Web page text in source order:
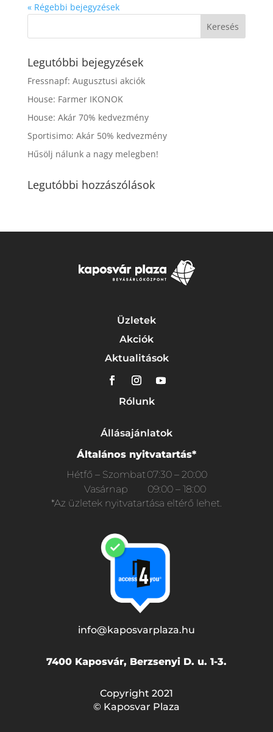
« Régebbi bejegyzések
Legutóbbi bejegyzések
Fressnapf: Augusztusi akciók
House: Farmer IKONOK
House: Akár 70% kedvezmény
Sportisimo: Akár 50% kedvezmény
Hűsölj nálunk a nagy melegben!
Legutóbbi hozzászólások
Üzletek
Akciók
Aktualitások
Rólunk
Állásajánlatok
Általános nyitvatartás*
Hétfő – Szombat07:30 – 20:00
Vasárnap
09:00 – 18:00
*Az üzletek nyitvatartása eltérő lehet.
info@kaposvarplaza.hu
7400 Kaposvár, Berzsenyi D. u. 1-3.
Copyright 2021
© Kaposvar Plaza